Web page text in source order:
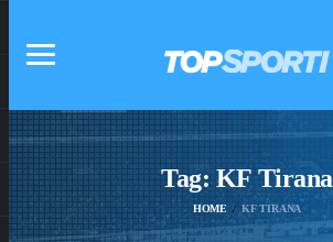
Tag:KF Tirana
HOME KF TIRANA